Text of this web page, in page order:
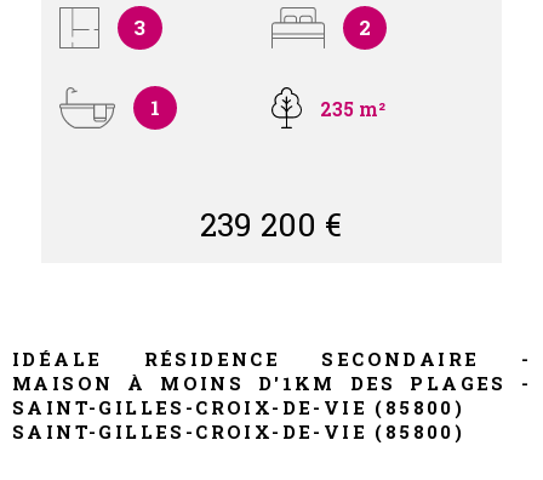
3 2
1 235 m²
239 200 €
IDÉALE RÉSIDENCE SECONDAIRE -
MAISON À MOINS D'1KM DES PLAGES -
SAINT-GILLES-CROIX-DE-VIE (85800)
SAINT-GILLES-CROIX-DE-VIE (85800)